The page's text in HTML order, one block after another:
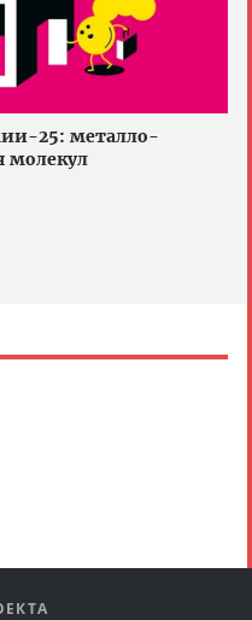
25: металло-
молекул